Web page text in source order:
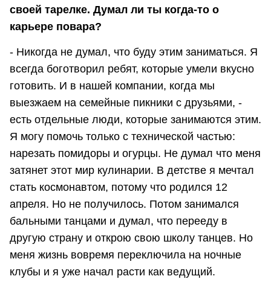
своей тарелке. Думал ли ты когда-то о
карьере повара?
- Никогда не думал, что буду этим заниматься. Я
всегда боготворил ребят, которые умели вкусно
готовить. И в нашей компании, когда мы
выезжаем на семейные пикники с друзьями, -
есть отдельные люди, которые занимаются этим.
Я могу помочь только с технической частью:
нарезать помидоры и огурцы. Не думал что меня
затянет этот мир кулинарии. В детстве я мечтал
стать космонавтом, потому что родился 12
апреля. Но не получилось. Потом занимался
бальными танцами и думал, что перееду в
другую страну и открою свою школу танцев. Но
меня жизнь вовремя переключила на ночные
клубы и я уже начал расти как ведущий.